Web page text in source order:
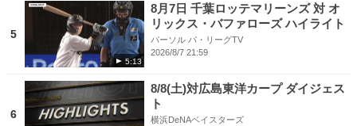
5
5:13
8月7日 千葉ロッテマリーンズ 対 オ
リックス・バファローズ ハイライト
パーソル パ・リーグTV
2026/8/7 21:59
6
8/8(土)対広島東洋カープ ダイジェス
ト
横浜DeNAベイスターズ